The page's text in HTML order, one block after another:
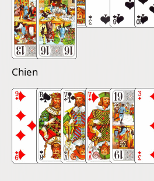
Chien